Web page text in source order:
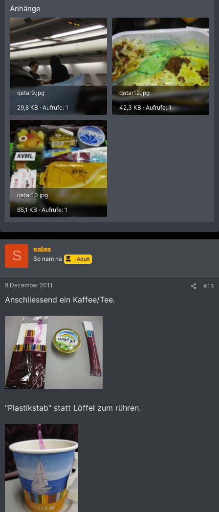
Anhänge
qatar9.jpg
29,8 KB · Aufrufe: 1
qatar12.jpg
42,3 KB · Aufrufe: 1
qatar10.jpg
65,1 KB · Aufrufe: 1
S salas
So nam na Adult
8 Dezember 2011 #13
Anschliessend ein Kaffee/Tee.
"Plastikstab" statt Löffel zum rühren.